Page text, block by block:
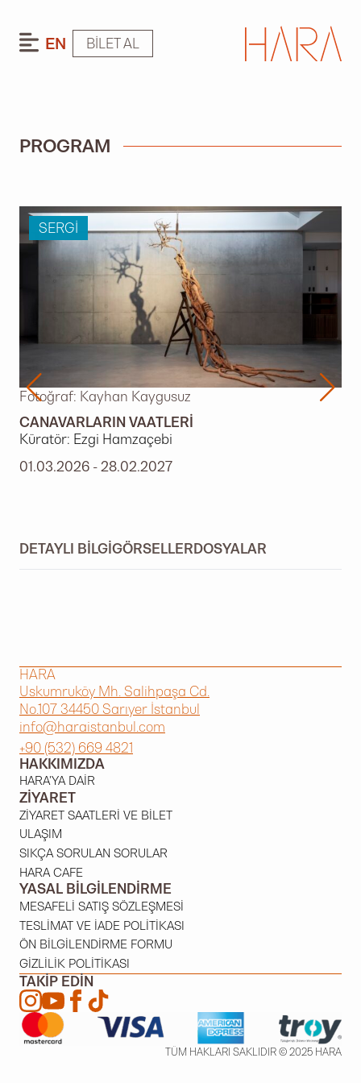
EN BILET AL
PROGRAM
SERGI
Fotoğraf: Kayhan Kaygusuz
CANAVARLARIN VAATLERI
Küratör: Ezgi Hamzaçebi
01.03.2026 - 28.02.2027
DETAYLI BILGIGÖRSELLERDOSYALAR
HARA
Uskumruköy Mh. Salihpaşa Cd.
No.107 34450 Sarıyer İstanbul
info@haraistanbul.com
+90 (532) 669 4821
HAKKIMIZDA
HARA'YA DAIR
ZIYARET
ZIYARET SAATLERI VE BILET
ULAŞIM
SIKÇA SORULAN SORULAR
HARA CAFE
YASAL BILGILENDIRME
MESAFELI SATIŞ SÖZLEŞMESI
TESLIMAT VE İADE POLITIKASI
ÖN BILGILENDIRME FORMU
GIZLILIK POLITIKASI
TAKIP EDIN
TÜM HAKLARI SAKLIDIR © 2025 HARA